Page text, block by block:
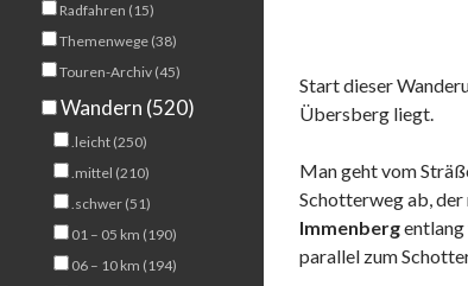
Start dieser
Übersberg liegt.
Man geht vom
Schotterweg ab,
Immenberg
parallel zum
Radfahren (15)
Themenwege (38)
Touren-Archiv (45)
Wandern (520)
.leicht (250)
.mittel (210)
.schwer (51)
01 – 05 km (190)
06 – 10 km (194)